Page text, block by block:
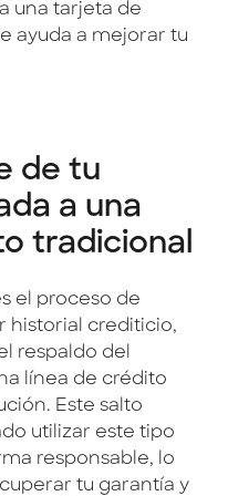
una tarjeta de
ayuda a mejorar tu
de tu
a una
tradicional
el proceso de
historial crediticio,
respaldo del
línea de crédito
Este salto
utilizar este tipo
responsable, lo
tu garantía y